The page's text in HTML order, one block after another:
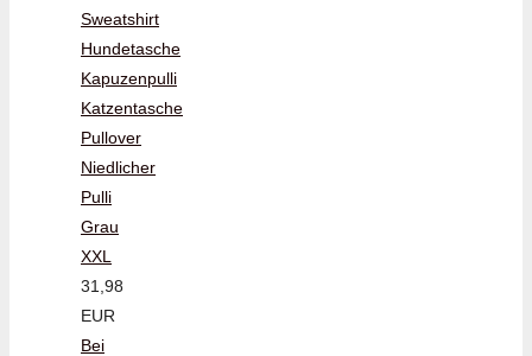
Sweatshirt
Hundetasche
Kapuzenpulli
Katzentasche
Pullover
Niedlicher
Pulli
Grau
XXL
31,98
EUR
Bei